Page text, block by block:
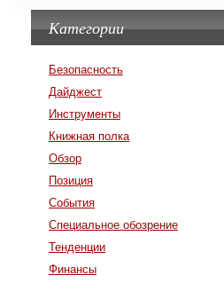
Категории
Безопасность
Дайджест
Инструменты
Книжная полка
Обзор
Позиция
События
Специальное обозрение
Тенденции
Финансы